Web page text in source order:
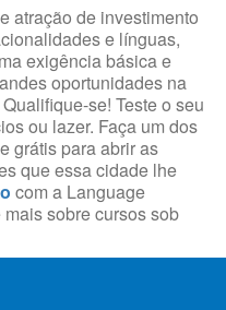
atração de investimento
e línguas,
exigência básica e
oportunidades na
se! Teste o seu
ou lazer. Faça um dos
grátis para abrir as
que essa cidade lhe
com a Language
sobre cursos sob